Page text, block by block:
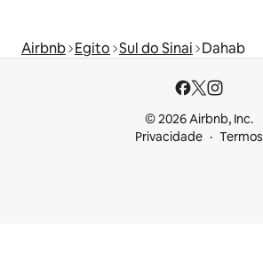
Airbnb Egito Sul do Sinai Dahab
© 2026 Airbnb, Inc.
Privacidade
Termos